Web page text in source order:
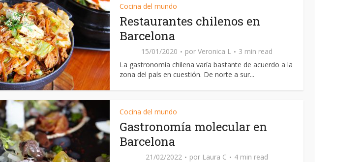
Cocina del mundo
Restaurantes chilenos en
Barcelona
15/01/2020 por Veronica L
3 min read
La gastronomía chilena varía bastante de acuerdo a la
zona del país en cuestión. De norte a sur...
Cocina del mundo
Gastronomía molecular en
Barcelona
21/02/2022 por Laura C
4 min read